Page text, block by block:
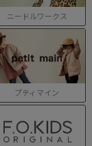
ニードルワークス
プティマイン